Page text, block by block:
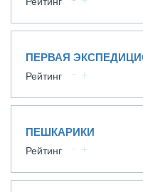
ПЕРВАЯ
Рейтинг
ПЕШКАРИКИ
Рейтинг